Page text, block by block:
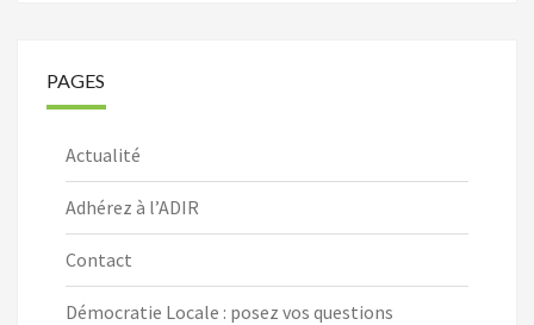
PAGES
Actualité
Adhérez à l’ADIR
Contact
Démocratie Locale : posez vos questions